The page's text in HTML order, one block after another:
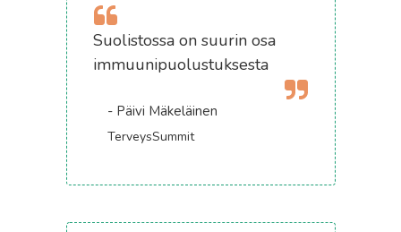
Suolistossa on suurin osa
immuunipuolustuksesta
- Päivi Mäkeläinen
TerveysSummit